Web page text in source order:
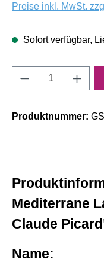
Preise inkl. MwSt.
Sofort verfügbar,
Produkt
Produktnummer:
Mediterrane
Claude
Name: